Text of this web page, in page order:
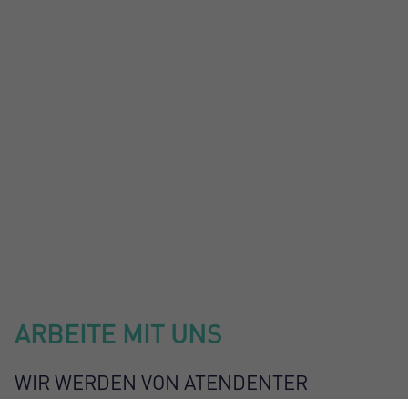
ARBEITE MIT UNS
WIR WERDEN VON ATENDENTER